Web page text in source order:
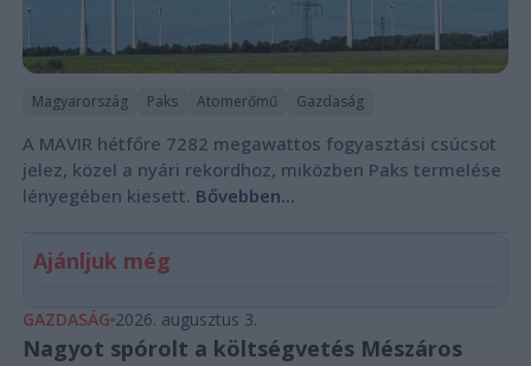
Magyarország Paks Atomerőmű Gazdaság
A MAVIR hétfőre 7282 megawattos fogyasztási csúcsot
jelez, közel a nyári rekordhoz, miközben Paks termelése
lényegében kiesett. Bővebben...
Ajánljuk még
GAZDASÁG 2026. augusztus 3.
Nagyot spórolt a költségvetés Mészáros